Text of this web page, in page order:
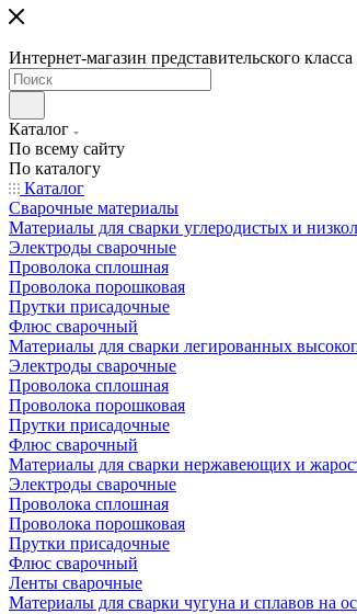
Интернет-магазин представительского класса
Каталог
По всему сайту
По каталогу
Каталог
Сварочные материалы
Материалы для сварки углеродистых и
Электроды сварочные
Проволока сплошная
Проволока порошковая
Прутки присадочные
Флюс сварочный
Материалы для сварки легированных
Электроды сварочные
Проволока сплошная
Проволока порошковая
Прутки присадочные
Флюс сварочный
Материалы для сварки нержавеющих и
Электроды сварочные
Проволока сплошная
Проволока порошковая
Прутки присадочные
Флюс сварочный
Ленты сварочные
Материалы для сварки чугуна и сплавов на